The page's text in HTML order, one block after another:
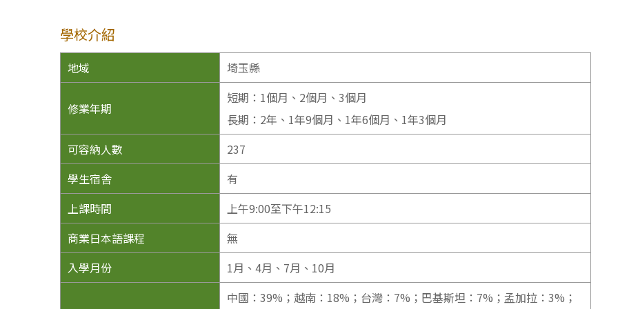
學校介紹
地域 埼玉縣
修業年期
短期：1個月、2個月、3個月
長期：2年、1年9個月、1年6個月、1年3個月
可容納人數
237
學生宿舎
有
上課時間
上午9:00至下午12:15
商業日本語課程
無
入學月份
1月、4月、7月、10月
中國：39%；越南：18%；台灣：7%；巴基斯坦：7%；孟加拉：3%；